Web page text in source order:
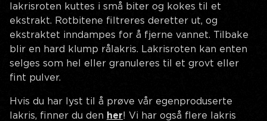
lakrisroten kuttes i små biter og kokes til et
ekstrakt. Rotbitene filtreres deretter ut, og
ekstraktet inndampes for å fjerne vannet. Tilbake
blir en hard klump rålakris. Lakrisroten kan enten
selges som hel eller granuleres til et grovt eller
fint pulver.
Hvis du har lyst til å prøve vår egenproduserte
lakris, finner du den her! Vi har også flere lakris